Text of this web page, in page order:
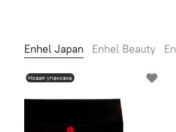
Enhel Japan Enhel Beauty
Новая упаковка